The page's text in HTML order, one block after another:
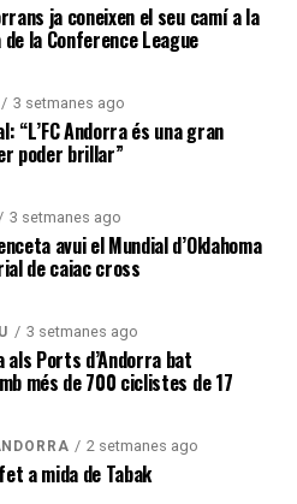
ja coneixen el seu camí a la
la Conference League
3 setmanes ago
“L’FC Andorra és una gran
poder brillar”
3 setmanes ago
avui el Mundial d’Oklahoma
de caiac cross
3 setmanes ago
als Ports d’Andorra bat
més de 700 ciclistes de 17
2 setmanes ago
a mida de Tabak